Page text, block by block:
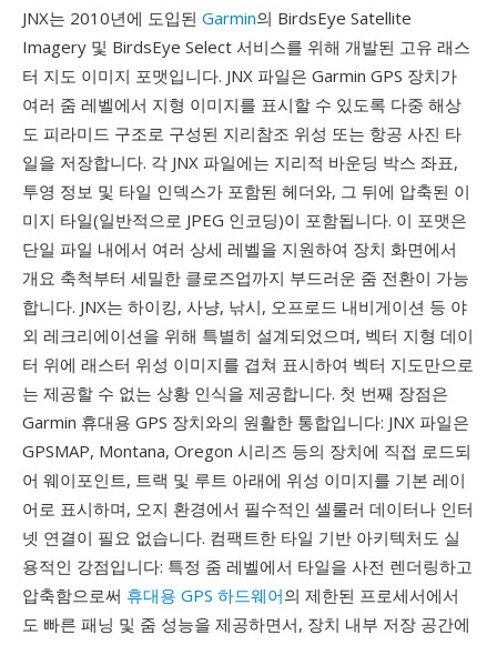
JNX는 2010년에 도입된 Garmin의 BirdsEye Satellite
Imagery 및 BirdsEye Select 서비스를 위해 개발된 고유 래스
터 지도 이미지 포맷입니다. JNX 파일은 Garmin GPS 장치가
여러 줌 레벨에서 지형 이미지를 표시할 수 있도록 다중 해상
도 피라미드 구조로 구성된 지리참조 위성 또는 항공 사진 타
일을 저장합니다. 각 JNX 파일에는 지리적 바운딩 박스 좌표,
투영 정보 및 타일 인덱스가 포함된 헤더와, 그 뒤에 압축된 이
미지 타일(일반적으로 JPEG 인코딩)이 포함됩니다. 이 포맷은
단일 파일 내에서 여러 상세 레벨을 지원하여 장치 화면에서
개요 축척부터 세밀한 클로즈업까지 부드러운 줌 전환이 가능
합니다. JNX는 하이킹, 사냥, 낚시, 오프로드 내비게이션 등 야
외 레크리에이션을 위해 특별히 설계되었으며, 벡터 지형 데이
터 위에 래스터 위성 이미지를 겹쳐 표시하여 벡터 지도만으로
는 제공할 수 없는 상황 인식을 제공합니다. 첫 번째 장점은
Garmin 휴대용 GPS 장치와의 원활한 통합입니다: JNX 파일은
GPSMAP, Montana, Oregon 시리즈 등의 장치에 직접 로드되
어 웨이포인트, 트랙 및 루트 아래에 위성 이미지를 기본 레이
어로 표시하며, 오지 환경에서 필수적인 셀룰러 데이터나 인터
넷 연결이 필요 없습니다. 컴팩트한 타일 기반 아키텍처도 실
용적인 강점입니다: 특정 줌 레벨에서 타일을 사전 렌더링하고
압축함으로써 휴대용 GPS 하드웨어의 제한된 프로세서에서
도 빠른 패닝 및 줌 성능을 제공하면서, 장치 내부 저장 공간에